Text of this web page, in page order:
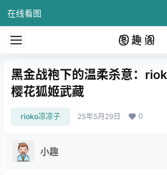
在线看图
黑金战袍下的温柔杀意：
樱花狐姬武藏
rioko凉凉子 25年5月29日 0
小趣